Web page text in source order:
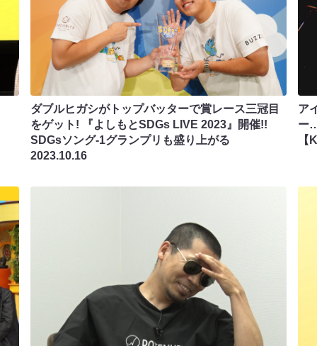
ダブルヒガシがトップバッターで賞レース三冠目
をゲット! 『よしもとSDGs LIVE 2023』開催!!
SDGsソング-1グランプリも盛り上がる
2023.10.16
ア
ー